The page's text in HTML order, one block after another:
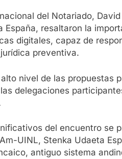
del Notariado,
España, resaltaron la
digitales, capaz de
preventiva.
nivel de las propuestas
delegaciones
del encuentro se
UINL, Stenka Udaeta
antiguo sistema